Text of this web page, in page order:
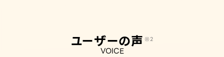
ユーザーの声 ※2
VOICE